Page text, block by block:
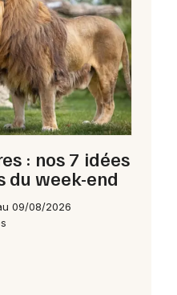
Rotrou
: nos 7 idées
du week-end
09/08/2026